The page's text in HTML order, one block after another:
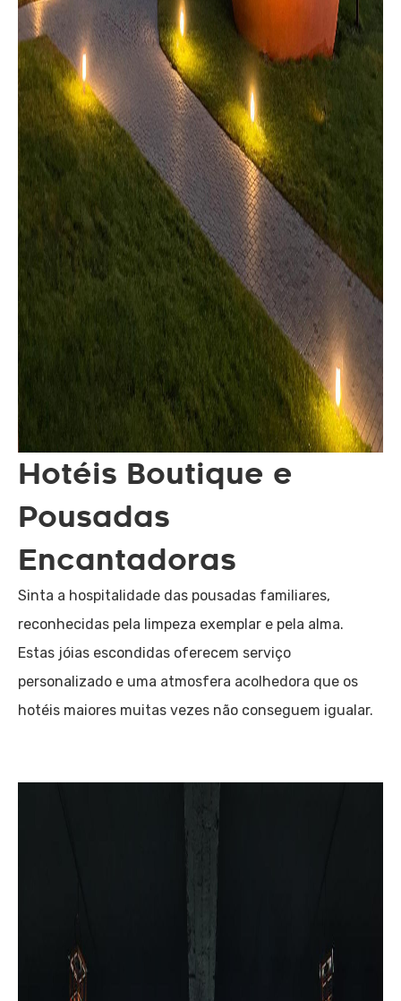
Hotéis Boutique e
Pousadas
Encantadoras
Sinta a hospitalidade das pousadas familiares,
reconhecidas pela limpeza exemplar e pela alma.
Estas jóias escondidas oferecem serviço
personalizado e uma atmosfera acolhedora que os
hotéis maiores muitas vezes não conseguem igualar.